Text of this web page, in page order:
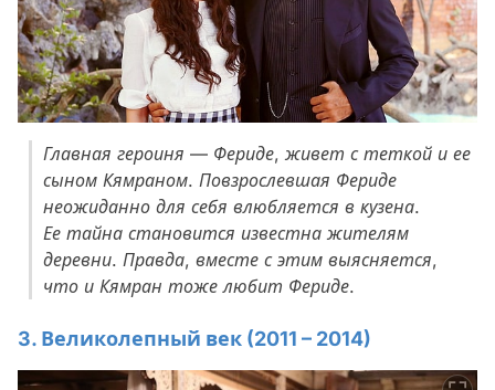
Главная героиня — Фериде, живет с теткой и ее
сыном Кямраном. Повзрослевшая Фериде
неожиданно для себя влюбляется в кузена.
Ее тайна становится известна жителям
деревни. Правда, вместе с этим выясняется,
что и Кямран тоже любит Фериде.
3. Великолепный век (2011 – 2014)